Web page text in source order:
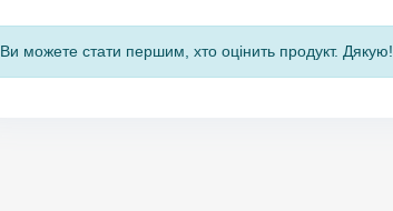
Ви можете стати першим, хто оцінить продукт. Дякую!